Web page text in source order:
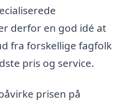
derfor en god idé at
fra forskellige fagfolk
pris og service.
prisen på